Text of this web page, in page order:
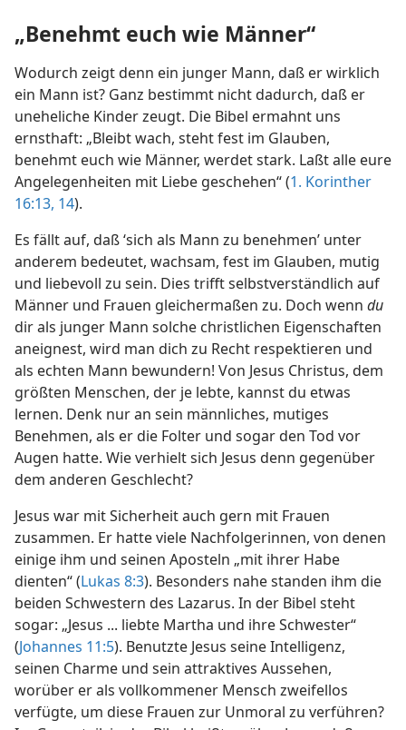
„Benehmt euch wie Männer“
Wodurch zeigt denn ein junger Mann, daß er wirklich
ein Mann ist? Ganz bestimmt nicht dadurch, daß er
uneheliche Kinder zeugt. Die Bibel ermahnt uns
ernsthaft: „Bleibt wach, steht fest im Glauben,
benehmt euch wie Männer, werdet stark. Laßt alle eure
Angelegenheiten mit Liebe geschehen“ (1. Korinther
16:13, 14).
Es fällt auf, daß ‘sich als Mann zu benehmen’ unter
anderem bedeutet, wachsam, fest im Glauben, mutig
und liebevoll zu sein. Dies trifft selbstverständlich auf
Männer und Frauen gleichermaßen zu. Doch wenn du
dir als junger Mann solche christlichen Eigenschaften
aneignest, wird man dich zu Recht respektieren und
als echten Mann bewundern! Von Jesus Christus, dem
größten Menschen, der je lebte, kannst du etwas
lernen. Denk nur an sein männliches, mutiges
Benehmen, als er die Folter und sogar den Tod vor
Augen hatte. Wie verhielt sich Jesus denn gegenüber
dem anderen Geschlecht?
Jesus war mit Sicherheit auch gern mit Frauen
zusammen. Er hatte viele Nachfolgerinnen, von denen
einige ihm und seinen Aposteln „mit ihrer Habe
dienten“ (Lukas 8:3). Besonders nahe standen ihm die
beiden Schwestern des Lazarus. In der Bibel steht
sogar: „Jesus ... liebte Martha und ihre Schwester“
(Johannes 11:5). Benutzte Jesus seine Intelligenz,
seinen Charme und sein attraktives Aussehen,
worüber er als vollkommener Mensch zweifellos
verfügte, um diese Frauen zur Unmoral zu verführen?